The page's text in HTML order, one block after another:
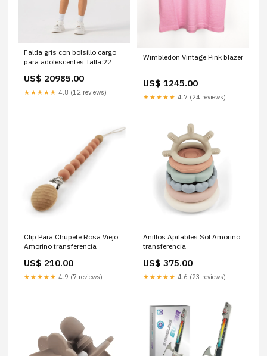
Falda gris con bolsillo cargo
para adolescentes Talla:22
US$ 20985.00
★★★★★ 4.8 (12 reviews)
Wimbledon Vintage Pink blazer
US$ 1245.00
★★★★★ 4.7 (24 reviews)
Clip Para Chupete Rosa Viejo
Amorino transferencia
US$ 210.00
★★★★★ 4.9 (7 reviews)
Anillos Apilables Sol Amorino
transferencia
US$ 375.00
★★★★★ 4.6 (23 reviews)